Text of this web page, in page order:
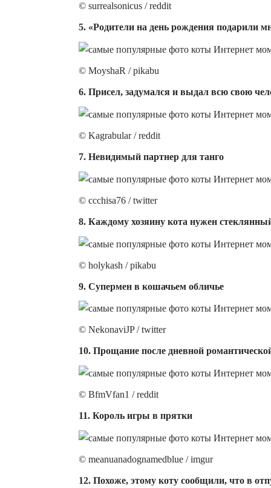
© surrealsonicus / reddit
5. «Родители на день рождения подарили
© MoyshaR / pikabu
6. Присел, задумался и выдал всю свою
© Kagrabular / reddit
7. Невидимый партнер для танго
© ccchisa76 / twitter
8. Каждому хозяину кота нужен
© holykash / pikabu
9. Супермен в кошачьем обличье
© NekonaviJP / twitter
10. Прощание после дневной
© BfmVfan1 / reddit
11. Король игры в прятки
© meanuanadognamedblue / imgur
12. Похоже, этому коту сообщили, что в